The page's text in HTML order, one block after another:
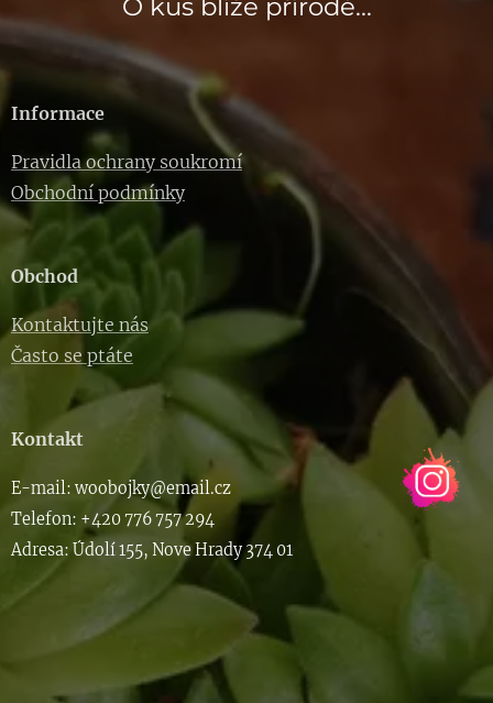
O kus blíže přírodě...
Informace
Pravidla ochrany soukromí
Obchodní podmínky
Obchod
Kontaktujte nás
Často se ptáte
Kontakt
E-mail: woobojky@email.cz
Telefon: +420 776 757 294
Adresa: Údolí 155, Nove Hrady 374 01